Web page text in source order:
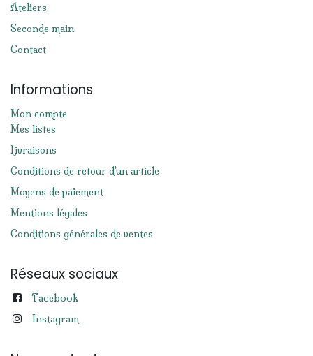
Ateliers
Seconde main
Contact
Informations
Mon compte
Mes listes
Livraisons
Conditions de retour d'un article
Moyens de paiement
Mentions légales
Conditions générales de ventes
Réseaux sociaux
Facebook
Instagram